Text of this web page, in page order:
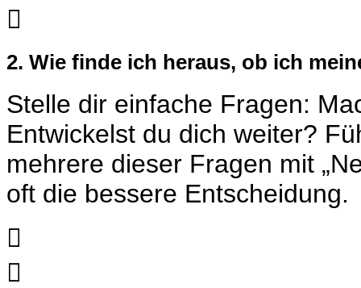

2. Wie finde ich heraus, ob ich
Stelle dir einfache Fragen:
Entwickelst du dich weiter?
mehrere dieser Fragen mit
oft die bessere Entscheidung.

